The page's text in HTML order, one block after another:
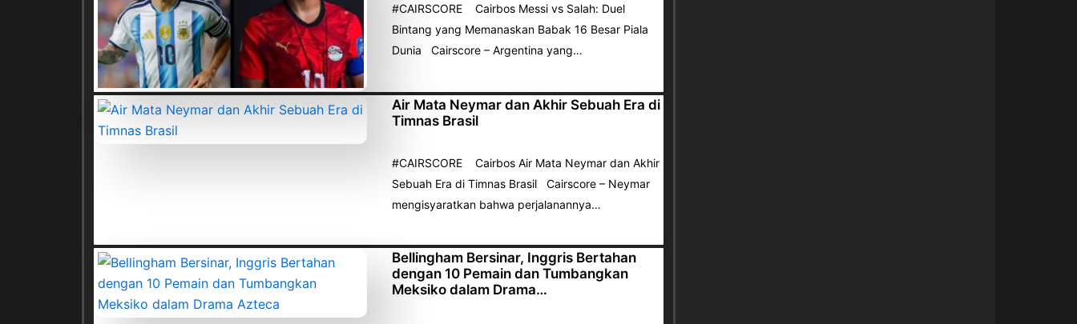
#CAIRSCORE Cairbos Messi vs Salah: Duel
Bintang yang Memanaskan Babak 16 Besar Piala
Dunia Cairscore – Argentina yang…
Air Mata Neymar dan Akhir Sebuah Era di
Timnas Brasil
#CAIRSCORE Cairbos Air Mata Neymar dan Akhir
Sebuah Era di Timnas Brasil Cairscore – Neymar
mengisyaratkan bahwa perjalanannya…
Bellingham Bersinar, Inggris Bertahan
dengan 10 Pemain dan Tumbangkan
Meksiko dalam Drama…